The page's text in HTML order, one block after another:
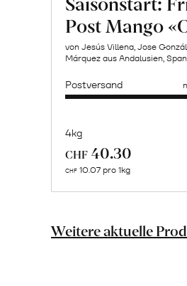
Post Mango
von Jesús Villena, Jose
Márquez aus Andalusien,
Postversand
4kg
CHF 40.30
CHF 10.07 pro 1kg
Weitere aktuelle